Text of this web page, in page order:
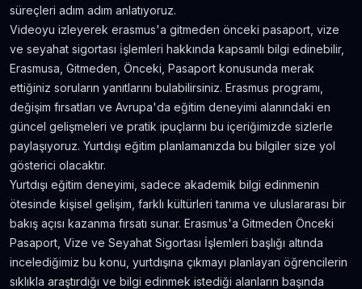
Kanada’da İyi Para Kazandıran 10 İş
5.381gör.yaklaşık 8 yıl önce
Dil Öğrenmeye Nereden Başlamalı?
4.815gör.neredeyse 8 yıl önce
Kanada Aylık Yaşam Masrafları | Toronto Pahalı
Mı?
4.809 gör. 8 yıldan fazla önce
süreçleri adım adım anlatıyoruz.
Videoyu izleyerek erasmus'a gitmeden önceki pasaport, vize
ve seyahat sigortası i̇şlemleri hakkında kapsamlı bilgi edinebilir,
Erasmusa, Gitmeden, Önceki, Pasaport konusunda merak
ettiğiniz soruların yanıtlarını bulabilirsiniz. Erasmus programı,
değişim fırsatları ve Avrupa'da eğitim deneyimi alanındaki en
güncel gelişmeleri ve pratik ipuçlarını bu içeriğimizde sizlerle
paylaşıyoruz. Yurtdışı eğitim planlamanızda bu bilgiler size yol
gösterici olacaktır.
Yurtdışı eğitim deneyimi, sadece akademik bilgi edinmenin
ötesinde kişisel gelişim, farklı kültürleri tanıma ve uluslararası bir
bakış açısı kazanma fırsatı sunar. Erasmus'a Gitmeden Önceki
Pasaport, Vize ve Seyahat Sigortası İşlemleri başlığı altında
incelediğimiz bu konu, yurtdışına çıkmayı planlayan öğrencilerin
sıklıkla araştırdığı ve bilgi edinmek istediği alanların başında